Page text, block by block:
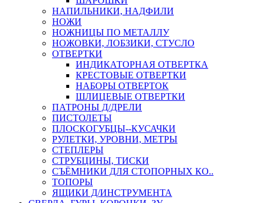
НАПИЛЬНИКИ, НАДФИЛИ
НОЖИ
НОЖНИЦЫ ПО МЕТАЛЛУ
НОЖОВКИ, ЛОБЗИКИ, СТУСЛО
ОТВЕРТКИ
ИНДИКАТОРНАЯ ОТВЕРТКА
КРЕСТОВЫЕ ОТВЕРТКИ
НАБОРЫ ОТВЕРТОК
ШЛИЦЕВЫЕ ОТВЕРТКИ
ПАТРОНЫ Д/ДРЕЛИ
ПИСТОЛЕТЫ
ПЛОСКОГУБЦЫ--КУСАЧКИ
РУЛЕТКИ, УРОВНИ, МЕТРЫ
СТЕПЛЕРЫ
СТРУБЦИНЫ, ТИСКИ
СЪЁМНИКИ ДЛЯ СТОПОРНЫХ КО..
ТОПОРЫ
ЯЩИКИ Д/ИНСТРУМЕНТА